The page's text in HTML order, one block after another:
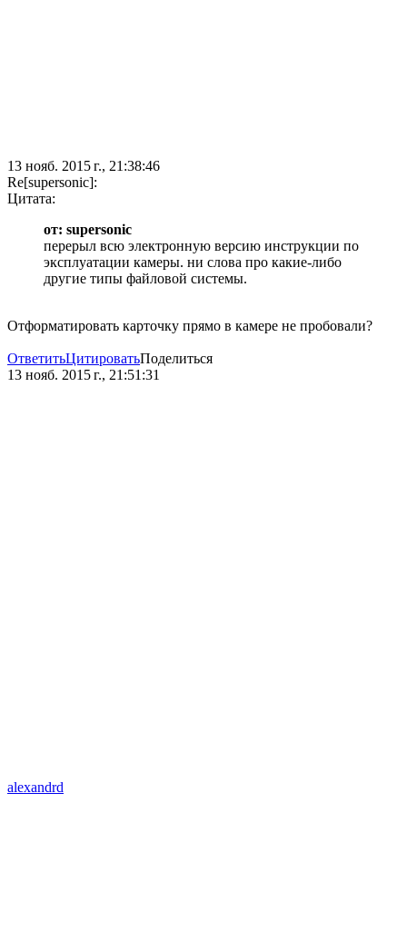
13 нояб. 2015 г., 21:38:46
Re[supersonic]:
Цитата:
от: supersonic
перерыл всю электронную версию инструкции по
эксплуатации камеры. ни слова про какие-либо
другие типы файловой системы.
Отформатировать карточку прямо в камере не пробовали?
ОтветитьЦитироватьПоделиться
13 нояб. 2015 г., 21:51:31
alexandrd